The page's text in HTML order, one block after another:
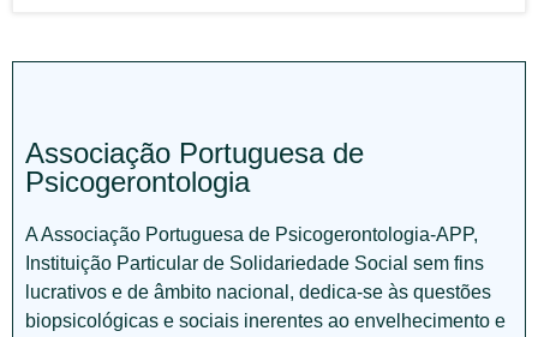
Associação Portuguesa de
Psicogerontologia
A Associação Portuguesa de Psicogerontologia-APP,
Instituição Particular de Solidariedade Social sem fins
lucrativos e de âmbito nacional, dedica-se às questões
biopsicológicas e sociais inerentes ao envelhecimento e